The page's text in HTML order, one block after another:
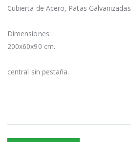
Cubierta de Acero, Patas Galvanizadas
Dimensiones:
200x60x90 cm.
central sin pestaña.